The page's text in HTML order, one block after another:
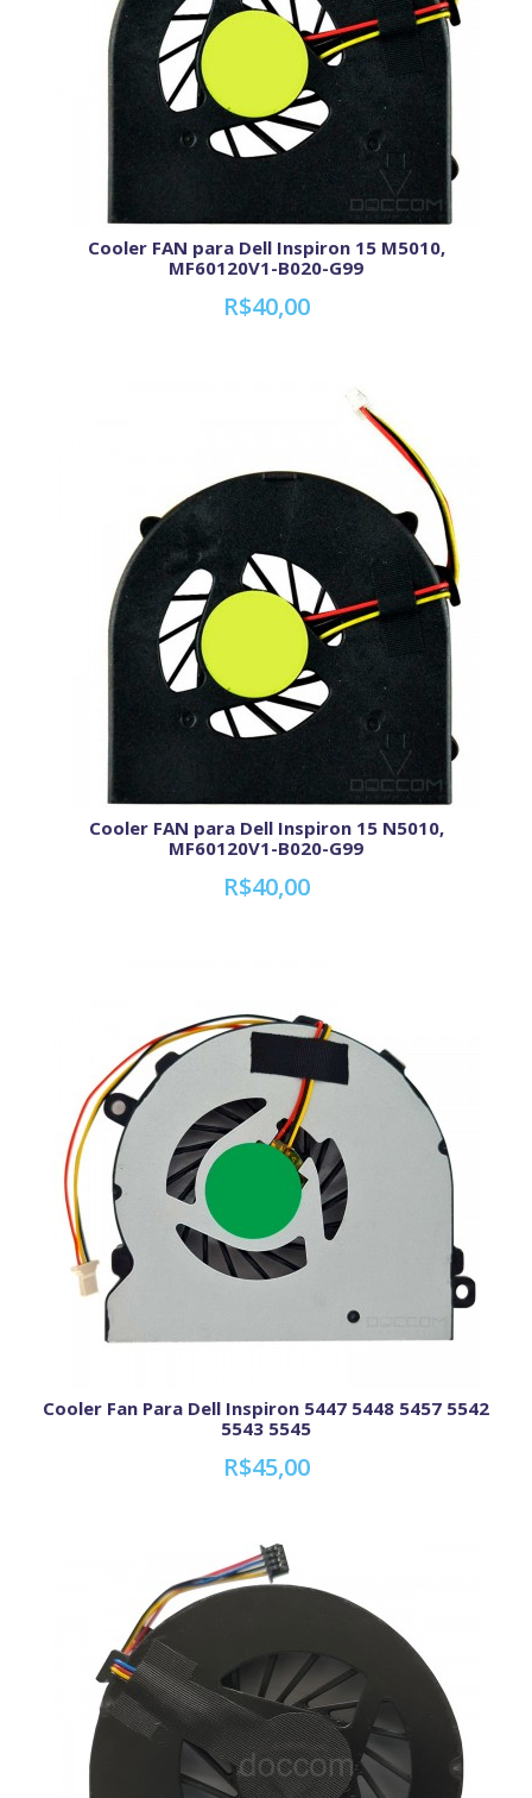
Cooler FAN para Dell Inspiron 15 M5010,
MF60120V1-B020-G99
R$40,00
Cooler FAN para Dell Inspiron 15 N5010,
MF60120V1-B020-G99
R$40,00
Cooler Fan Para Dell Inspiron 5447 5448 5457 5542
5543 5545
R$45,00